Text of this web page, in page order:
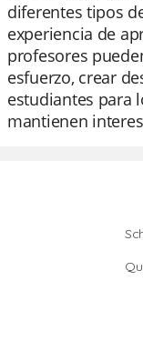
diferentes tipos
experiencia de
profesores
esfuerzo, crear
estudiantes para
mantienen